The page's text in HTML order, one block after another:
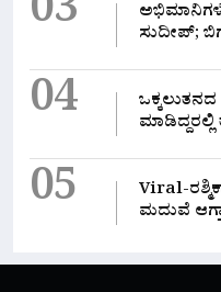
03
ಸುದೀಪ್;
04
05
Viral-
ಮದುವೆ